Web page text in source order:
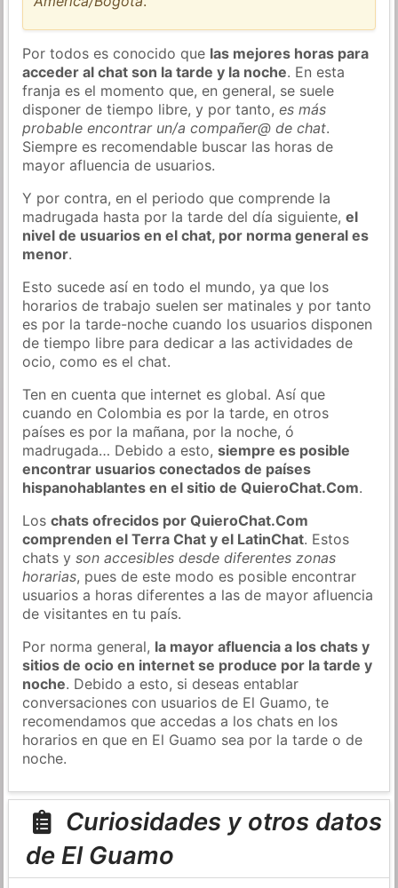
Por todos es conocido que las mejores horas para
acceder al chat son la tarde y la noche. En esta
franja es el momento que, en general, se suele
disponer de tiempo libre, y por tanto,es más
probable encontrar un/a compañer@ de chat.
Siempre es recomendable buscar las horas de
mayor afluencia de usuarios.
Y por contra, en el periodo que comprende la
madrugada hasta por la tarde del día siguiente,el
nivel de usuarios en el chat, por norma general es
menor.
Esto sucede así en todo el mundo, ya que los
horarios de trabajo suelen ser matinales y por tanto
es por la tarde-noche cuando los usuarios disponen
de tiempo libre para dedicar a las actividades de
ocio, como es el chat.
Ten en cuenta que internet es global. Así que
cuando en Colombia es por la tarde, en otros
países es por la mañana, por la noche, ó
madrugada… Debido a esto,siempre es posible
encontrar usuarios conectados de países
hispanohablantes en el sitio de QuieroChat.Com.
Loschats ofrecidos por QuieroChat.Com
comprenden el Terra Chat y el LatinChat. Estos
chats yson accesibles desde diferentes zonas
horarias, pues de este modo es posible encontrar
usuarios a horas diferentes a las de mayor afluencia
de visitantes en tu país.
Por norma general, la mayor afluencia a los chats y
sitios de ocio en internet se produce por la tarde y
noche. Debido a esto, si deseas entablar
conversaciones con usuarios de El Guamo, te
recomendamos que accedas a los chats en los
horarios en que en El Guamo sea por la tarde o de
noche.
Curiosidades y otros datos
de El Guamo